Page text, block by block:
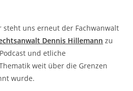
steht uns erneut der Fachwanwalt
Dennis Hillemann zu
und etliche
weit über die Grenzen
wurde.